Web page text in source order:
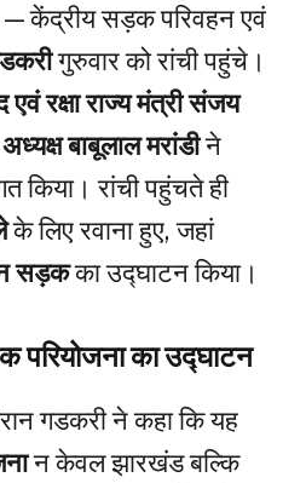
— केंद्रीय सड़क परिवहन एवं
गुरुवार को रांची पहुंचे।
एवं रक्षा राज्य मंत्री संजय
बाबूलाल मरांडीने
किया। रांची पहुंचते ही
के लिए रवाना हुए, जहां
सड़कका उद्घाटन किया।
परियोजना का उद्घाटन
गडकरी ने कहा कि यह
न केवल झारखंड बल्कि